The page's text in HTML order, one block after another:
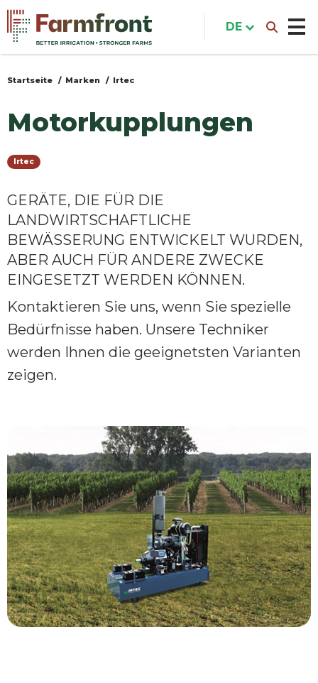
Direkt
zum
Inhalt
Sie
hier
Startseite Marken Irtec
Motorkupplungen
Irtec
GERÄTE, DIE FÜR DIE
LANDWIRTSCHAFTLICHE
BEWÄSSERUNG ENTWICKELT WURDEN,
ABER AUCH FÜR ANDERE ZWECKE
EINGESETZT WERDEN KÖNNEN.
Kontaktieren Sie uns, wenn Sie spezielle
Bedürfnisse haben. Unsere Techniker
werden Ihnen die geeignetsten Varianten
zeigen.
DE